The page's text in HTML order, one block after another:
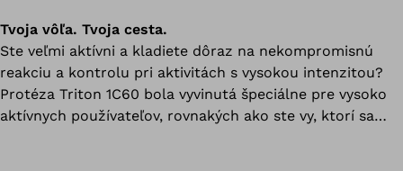
Tvoja vôľa. Tvoja cesta.
Ste veľmi aktívni a kladiete dôraz na nekompromisnú
reakciu a kontrolu pri aktivitách s vysokou intenzitou?
Protéza Triton 1C60 bola vyvinutá špeciálne pre vysoko
aktívnych používateľov, rovnakých ako ste vy, ktorí sa